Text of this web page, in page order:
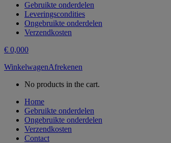
Gebruikte onderdelen
Leveringscondities
Ongebruikte onderdelen
Verzendkosten
€ 0,000
WinkelwagenAfrekenen
No products in the cart.
Home
Gebruikte onderdelen
Ongebruikte onderdelen
Verzendkosten
Contact